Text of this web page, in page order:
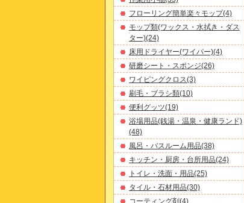
フローリング簡単楽々モップ(4)
モップ類(ワックス・水拭き・ダス
ター)(24)
床用ドライヤー(ワイパー)(4)
研磨シート・スポンジ(26)
ワイピングクロス(3)
刷毛・ブラシ類(10)
便利グッツ(19)
浴場用品(銭湯・温泉・健康ランド)
(48)
風呂・バスルーム用品(38)
キッチン・厨房・台所用品(24)
トイレ・洗面・用品(25)
タイル・石材用品(30)
コーティング剤(4)